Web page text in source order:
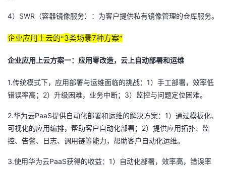
4） SWR （容器镜像服务）：为客户提供私有镜像管理的仓库服务。
企业应用上云的“3类场景7种方案”
企业应用上云方案一：应用零改造，云上自动部署和运维
1.传统模式下，应用部署与运维面临的挑战： 1 ）手工部署，效率低
错误率高； 2）升级困难，业务中断； 3）监控与问题定位困难。
2.华为云PaaS提供自动化部署和运维的解决方案： 1 ）通过模板化、
可视化的应用编排，帮助客户自动化部署； 2）提供应用拓扑、监
控、告警、日志、调用链等能力，帮助客户自动化运维。
3.使用华为云PaaS获得的收益： 1 ）自动化部署，效率高，错误率